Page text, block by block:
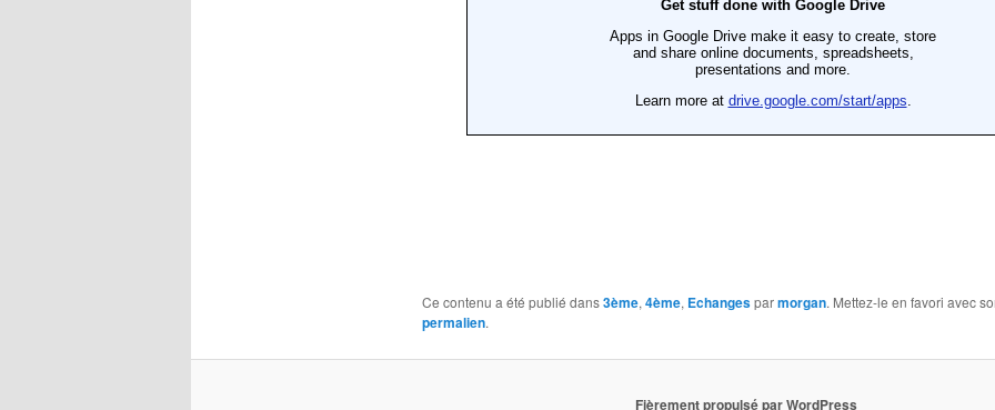
Ce contenu a été publié dans3ème, 4ème, Echangesparmorgan. Mettez-le en favori avec
permalien.
Fièrement propulsé par WordPress